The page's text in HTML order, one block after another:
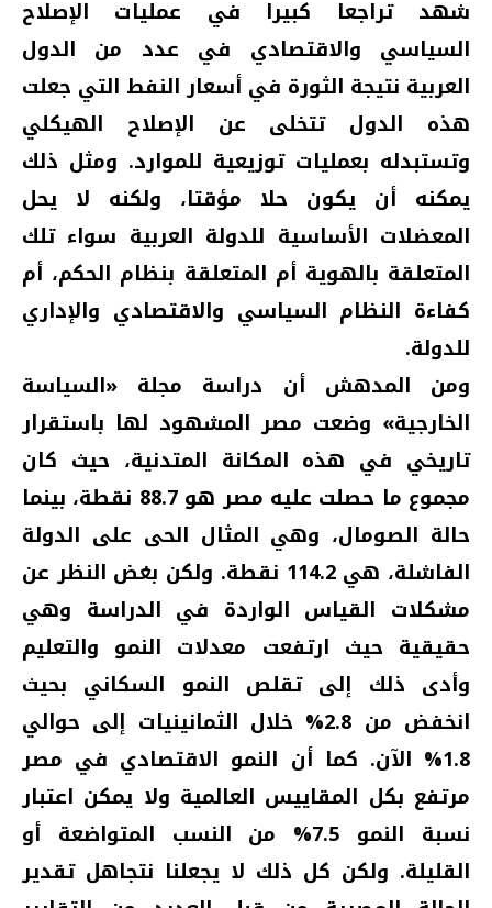
شهد تراجعا كبيرا في عمليات الإصلاح
السياسي والاقتصادي في عدد من الدول
العربية نتيجة الثورة في أسعار النفط التي جعلت
هذه الدول تتخلى عن الإصلاح الهيكلي
وتستبدله بعمليات توزيعية للموارد. ومثل ذلك
يمكنه أن يكون حلا مؤقتا، ولكنه لا يحل
المعضلات الأساسية للدولة العربية سواء تلك
المتعلقة بالهوية أم المتعلقة بنظام الحكم، أم
كفاءة النظام السياسي والاقتصادي والإداري
للدولة.
ومن المدهش أن دراسة مجلة «السياسة
الخارجية» وضعت مصر المشهود لها باستقرار
تاريخي في هذه المكانة المتدنية، حيث كان
مجموع ما حصلت عليه مصر هو 88.7 نقطة، بينما
حالة الصومال، وهي المثال الحى على الدولة
الفاشلة، هي 114.2 نقطة. ولكن بغض النظر عن
مشكلات القياس الواردة في الدراسة وهي
حقيقية حيث ارتفعت معدلات النمو والتعليم
وأدى ذلك إلى تقلص النمو السكاني بحيث
انخفض من 2.8% خلال الثمانينيات إلى حوالي
1.8% الآن. كما أن النمو الاقتصادي في مصر
مرتفع بكل المقاييس العالمية ولا يمكن اعتبار
نسبة النمو 7.5% من النسب المتواضعة أو
القليلة. ولكن كل ذلك لا يجعلنا نتجاهل تقدير